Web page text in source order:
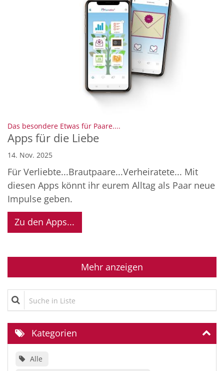
Das besondere Etwas für Paare....
Apps für die Liebe
14. Nov. 2025
Für Verliebte...Brautpaare...Verheiratete... Mit
diesen Apps könnt ihr eurem Alltag als Paar neue
Impulse geben.
Zu den Apps...
Mehr anzeigen
Suche in Liste
Kategorien
Alle